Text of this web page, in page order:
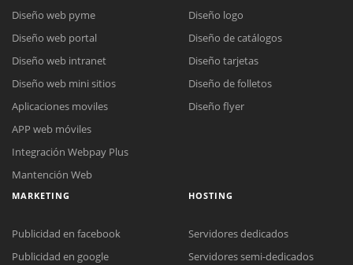
Diseño web pyme
Diseño web portal
Diseño web intranet
Diseño web mini sitios
Aplicaciones moviles
APP web móviles
Integración Webpay Plus
Mantención Web
Diseño logo
Diseño de catálogos
Diseño tarjetas
Diseño de folletos
Diseño flyer
MARKETING
Publicidad en facebook
Publicidad en google
HOSTING
Servidores dedicados
Servidores semi-dedicados